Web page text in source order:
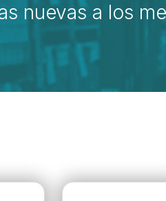
nuevas a los